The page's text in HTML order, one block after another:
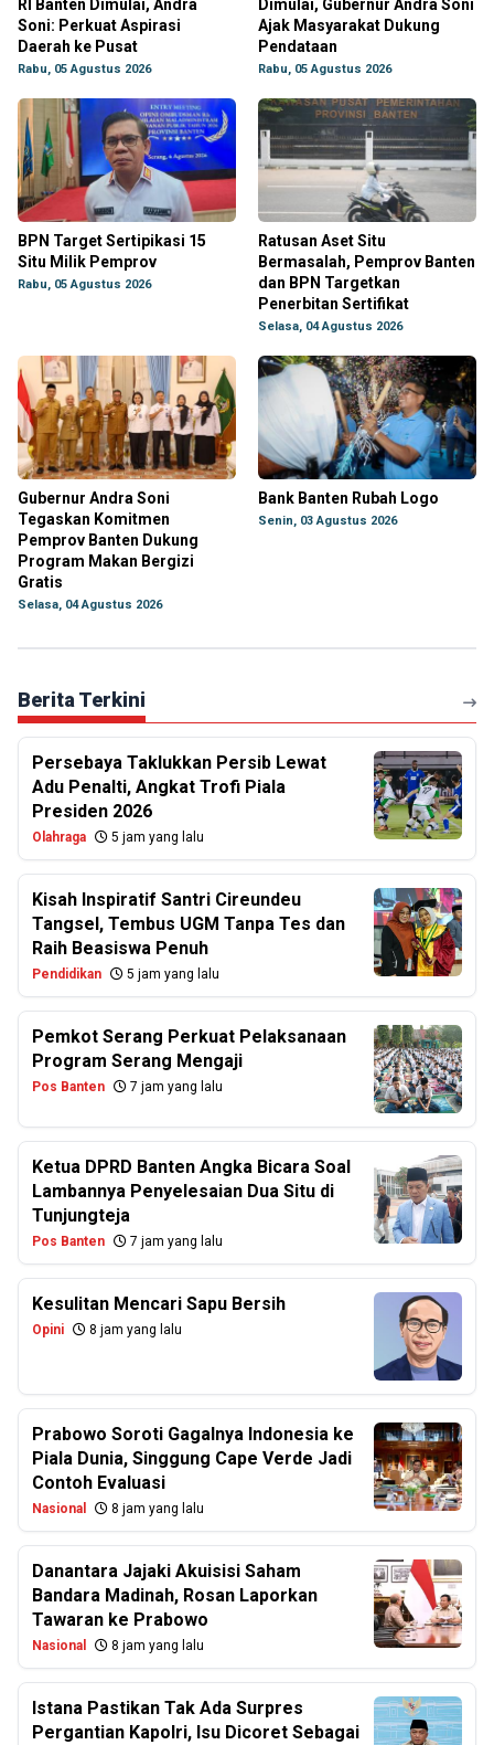
RI Banten Dimulai, Andra
Soni: Perkuat Aspirasi
Daerah ke Pusat
Rabu, 05 Agustus 2026
Dimulai, Gubernur Andra Soni
Ajak Masyarakat Dukung
Pendataan
Rabu, 05 Agustus 2026
BPN Target Sertipikasi 15
Situ Milik Pemprov
Rabu, 05 Agustus 2026
Ratusan Aset Situ
Bermasalah, Pemprov Banten
dan BPN Targetkan
Penerbitan Sertifikat
Selasa, 04 Agustus 2026
Gubernur Andra Soni
Tegaskan Komitmen
Pemprov Banten Dukung
Program Makan Bergizi
Gratis
Selasa, 04 Agustus 2026
Bank Banten Rubah Logo
Senin, 03 Agustus 2026
Berita Terkini
Persebaya Taklukkan Persib Lewat
Adu Penalti, Angkat Trofi Piala
Presiden 2026
Olahraga 5 jam yang lalu
Kisah Inspiratif Santri Cireundeu
Tangsel, Tembus UGM Tanpa Tes dan
Raih Beasiswa Penuh
Pendidikan 5 jam yang lalu
Pemkot Serang Perkuat Pelaksanaan
Program Serang Mengaji
Pos Banten 7 jam yang lalu
Ketua DPRD Banten Angka Bicara Soal
Lambannya Penyelesaian Dua Situ di
Tunjungteja
Pos Banten 7 jam yang lalu
Kesulitan Mencari Sapu Bersih
Opini 8 jam yang lalu
Prabowo Soroti Gagalnya Indonesia ke
Piala Dunia, Singgung Cape Verde Jadi
Contoh Evaluasi
Nasional 8 jam yang lalu
Danantara Jajaki Akuisisi Saham
Bandara Madinah, Rosan Laporkan
Tawaran ke Prabowo
Nasional 8 jam yang lalu
Istana Pastikan Tak Ada Surpres
Pergantian Kapolri, Isu Dicoret Sebagai